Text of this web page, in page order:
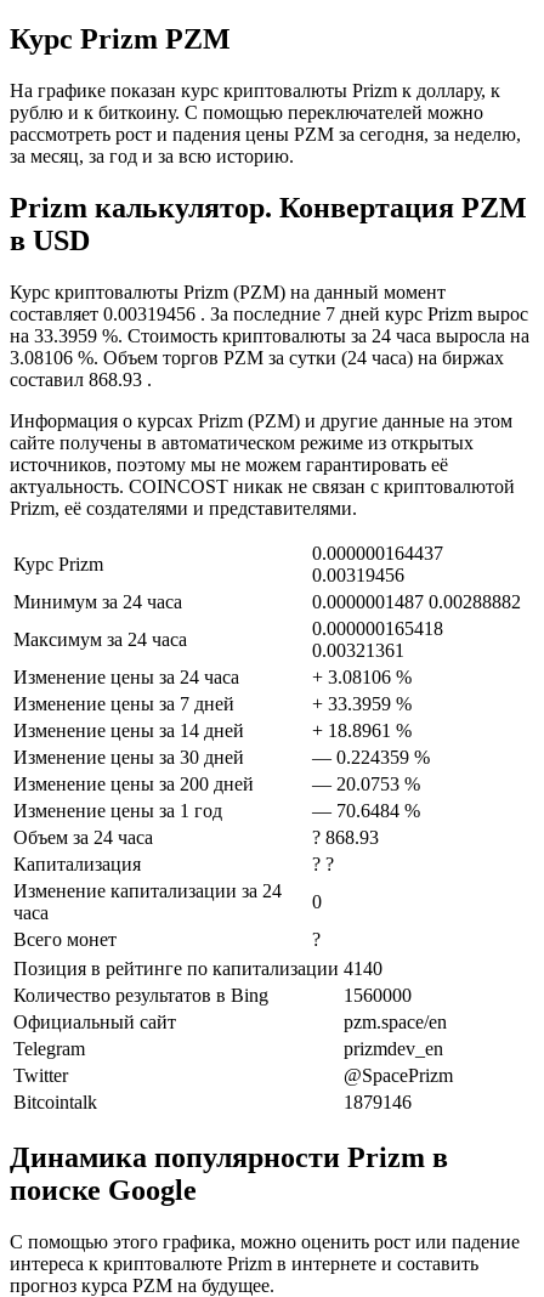
Курс Prizm PZM
На графике показан курс криптовалюты Prizm к доллару, к
рублю и к биткоину. С помощью переключателей можно
рассмотреть рост и падения цены PZM за сегодня, за неделю,
за месяц, за год и за всю историю.
Prizm калькулятор. Конвертация PZM
в USD
Курс криптовалюты Prizm (PZM) на данный момент
составляет 0.00319456 . За последние 7 дней курс Prizm вырос
на 33.3959 %. Стоимость криптовалюты за 24 часа выросла на
3.08106 %. Объем торгов PZM за сутки (24 часа) на биржах
составил 868.93 .
Информация о курсах Prizm (PZM) и другие данные на этом
сайте получены в автоматическом режиме из открытых
источников, поэтому мы не можем гарантировать её
актуальность. COINCOST никак не связан с криптовалютой
Prizm, её создателями и представителями.
Курс Prizm
0.000000164437
0.00319456
Минимум за 24 часа
0.0000001487 0.00288882
Максимум за 24 часа
0.000000165418
0.00321361
Изменение цены за 24 часа
+ 3.08106 %
Изменение цены за 7 дней
+ 33.3959 %
Изменение цены за 14 дней
+ 18.8961 %
Изменение цены за 30 дней
— 0.224359 %
Изменение цены за 200 дней
— 20.0753 %
Изменение цены за 1 год
— 70.6484 %
Объем за 24 часа
? 868.93
Капитализация
? ?
Изменение капитализации за 24
часа
0
Всего монет
?
Позиция в рейтинге по капитализации 4140
Количество результатов в Bing
1560000
Официальный сайт
pzm.space/en
Telegram
prizmdev_en
Twitter
@SpacePrizm
Bitcointalk
1879146
Динамика популярности Prizm в
поиске Google
С помощью этого графика, можно оценить рост или падение
интереса к криптовалюте Prizm в интернете и составить
прогноз курса PZM на будущее.